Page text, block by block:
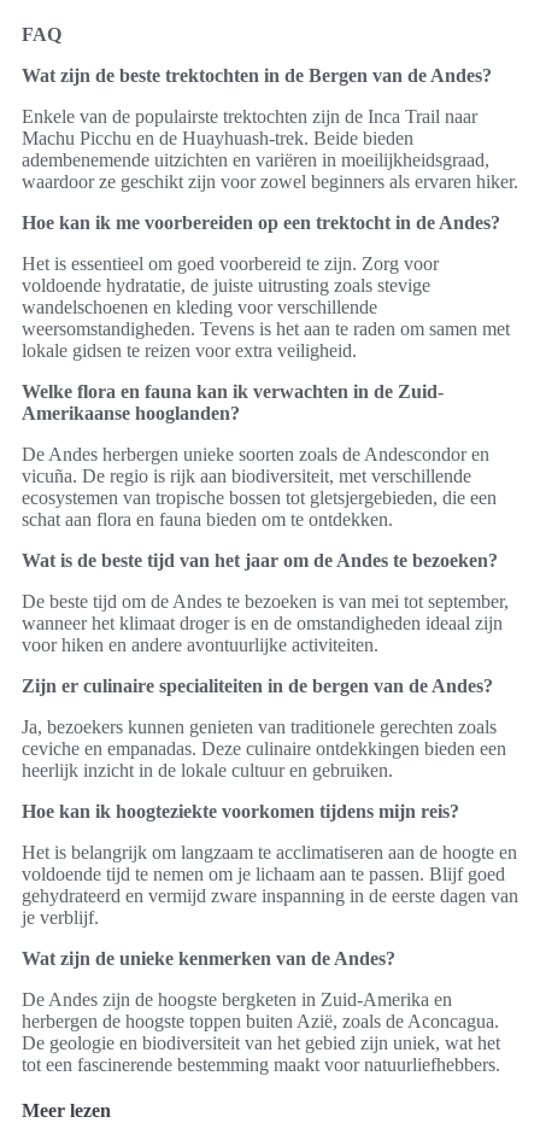
FAQ
Wat zijn de beste trektochten in de Bergen van de Andes?
Enkele van de populairste trektochten zijn de Inca Trail naar
Machu Picchu en de Huayhuash-trek. Beide bieden
adembenemende uitzichten en variëren in moeilijkheidsgraad,
waardoor ze geschikt zijn voor zowel beginners als ervaren hiker.
Hoe kan ik me voorbereiden op een trektocht in de Andes?
Het is essentieel om goed voorbereid te zijn. Zorg voor
voldoende hydratatie, de juiste uitrusting zoals stevige
wandelschoenen en kleding voor verschillende
weersomstandigheden. Tevens is het aan te raden om samen met
lokale gidsen te reizen voor extra veiligheid.
Welke flora en fauna kan ik verwachten in de Zuid-
Amerikaanse hooglanden?
De Andes herbergen unieke soorten zoals de Andescondor en
vicuña. De regio is rijk aan biodiversiteit, met verschillende
ecosystemen van tropische bossen tot gletsjergebieden, die een
schat aan flora en fauna bieden om te ontdekken.
Wat is de beste tijd van het jaar om de Andes te bezoeken?
De beste tijd om de Andes te bezoeken is van mei tot september,
wanneer het klimaat droger is en de omstandigheden ideaal zijn
voor hiken en andere avontuurlijke activiteiten.
Zijn er culinaire specialiteiten in de bergen van de Andes?
Ja, bezoekers kunnen genieten van traditionele gerechten zoals
ceviche en empanadas. Deze culinaire ontdekkingen bieden een
heerlijk inzicht in de lokale cultuur en gebruiken.
Hoe kan ik hoogteziekte voorkomen tijdens mijn reis?
Het is belangrijk om langzaam te acclimatiseren aan de hoogte en
voldoende tijd te nemen om je lichaam aan te passen. Blijf goed
gehydrateerd en vermijd zware inspanning in de eerste dagen van
je verblijf.
Wat zijn de unieke kenmerken van de Andes?
De Andes zijn de hoogste bergketen in Zuid-Amerika en
herbergen de hoogste toppen buiten Azië, zoals de Aconcagua.
De geologie en biodiversiteit van het gebied zijn uniek, wat het
tot een fascinerende bestemming maakt voor natuurliefhebbers.
Meer lezen